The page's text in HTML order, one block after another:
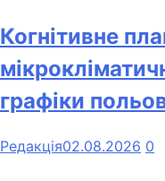
Когнітивне
графіки
Редакція02.08.2026 0